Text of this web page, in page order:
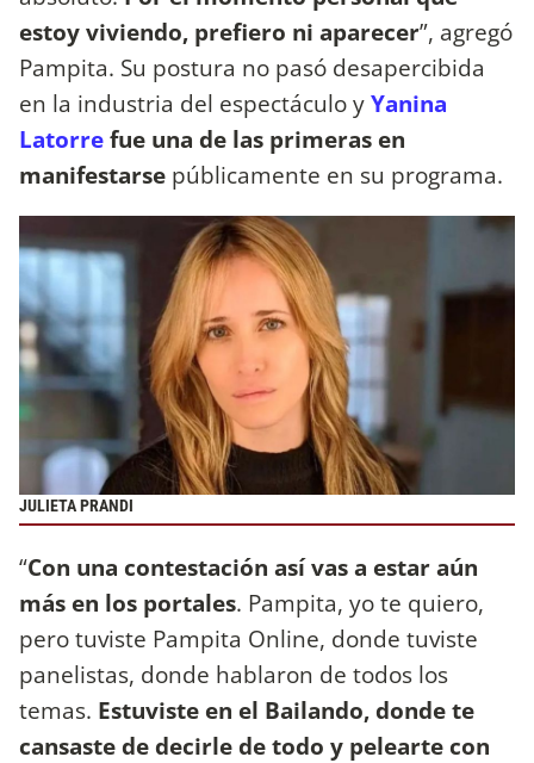
estoy viviendo, prefiero ni aparecer”, agregó
Pampita. Su postura no pasó desapercibida
en la industria del espectáculo yYanina
Latorrefue una de las primeras en
manifestarse públicamente en su programa.
JULIETA PRANDI
“Con una contestación así vas a estar aún
más en los portales. Pampita, yo te quiero,
pero tuviste Pampita Online, donde tuviste
panelistas, donde hablaron de todos los
temas. Estuviste en el Bailando, donde te
cansaste de decirle de todo y pelearte con